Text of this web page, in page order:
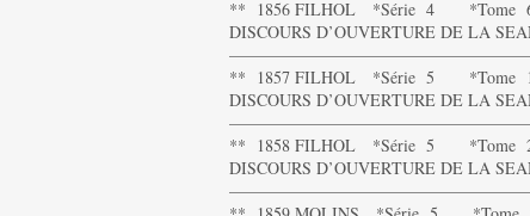
** 1856 FILHOL *Série 4 *Tome
DISCOURS D’OUVERTURE DE LA
** 1857 FILHOL *Série 5 *Tome
DISCOURS D’OUVERTURE DE LA
** 1858 FILHOL *Série 5 *Tome
DISCOURS D’OUVERTURE DE LA